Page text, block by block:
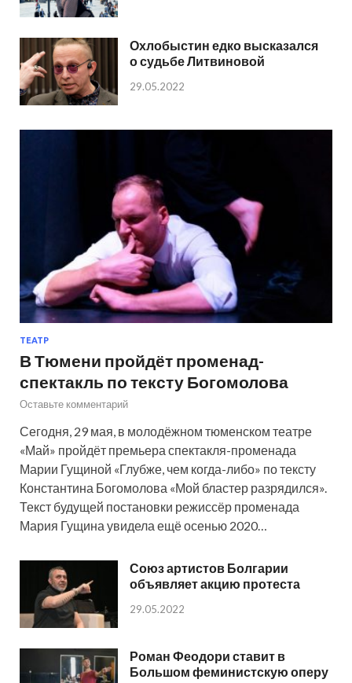
Охлобыстин едко высказался
о судьбе Литвиновой
29.05.2022
ТЕАТР
В Тюмени пройдёт променад-
спектакль по тексту Богомолова
Оставьте комментарий
Сегодня, 29 мая, в молодёжном тюменском театре
«Май» пройдёт премьера спектакля-променада
Марии Гущиной «Глубже, чем когда-либо» по тексту
Константина Богомолова «Мой бластер разрядился».
Текст будущей постановки режиссёр променада
Мария Гущина увидела ещё осенью 2020…
Союз артистов Болгарии
объявляет акцию протеста
29.05.2022
Роман Феодори ставит в
Большом феминистскую оперу